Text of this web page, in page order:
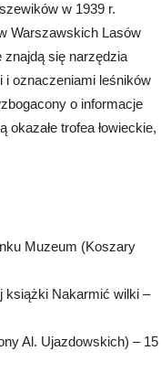
w 1939 r.
Warszawskich Lasów
znajdą się narzędzia
i oznaczeniami leśników
o informacje
trofea łowieckie,
Muzeum (Koszary
książki Nakarmić wilki –
Al. Ujazdowskich) – 15